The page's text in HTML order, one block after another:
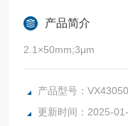
产品简介
2.1×50mm;3μm
产品型号：
更新时间：2025-